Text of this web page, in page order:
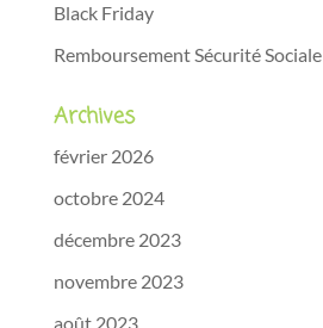
Black Friday
Remboursement Sécurité Sociale
Archives
février 2026
octobre 2024
décembre 2023
novembre 2023
août 2023